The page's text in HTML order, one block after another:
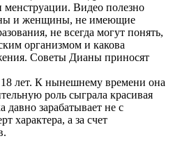
менструации. Видео полезно
и женщины, не имеющие
не всегда могут понять,
организмом и какова
Советы Дианы приносят
18 лет. К нынешнему времени она
роль сыграла красивая
давно зарабатывает не с
характера, а за счет